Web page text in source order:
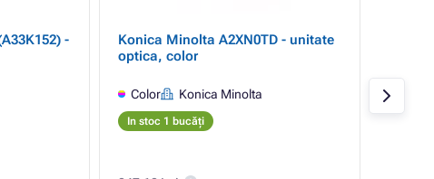
-
Konica Minolta A2XN0TD - unitate
optica, color
Color Konica Minolta
In stoc 1 bucăți